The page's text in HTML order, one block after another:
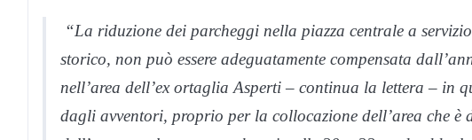
“La riduzione dei parcheggi nella piazza centrale a
storico, non può essere adeguatamente compensata
nell’area dell’ex ortaglia Asperti – continua la lettera – in
dagli avventori, proprio per la collocazione dell’area che è